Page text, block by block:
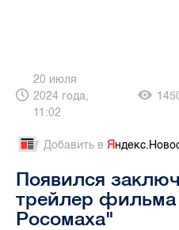
20 июля
2024 года,
11:02
Добавить в Я
Появился
трейлер
Росомаха"